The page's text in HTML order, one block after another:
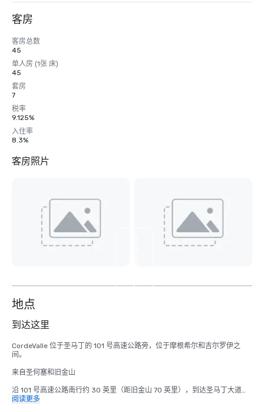
客房
客房总数
45
单人房 (1张 床)
45
套房
7
税率
9.125%
入住率
8.3%
客房照片
4
地点
到达这里
CordeValle 位于圣马丁的 101 号高速公路旁，位于摩根希尔和吉尔罗伊之
间。
来自圣何塞和旧金山
沿 101 号高速公路南行约 30 英里（距旧金山 70 英里），到达圣马丁大道出
口。从圣马丁大道出口驶出，向西（右）行驶至第一个停车灯（蒙特雷路）。
阅读更多